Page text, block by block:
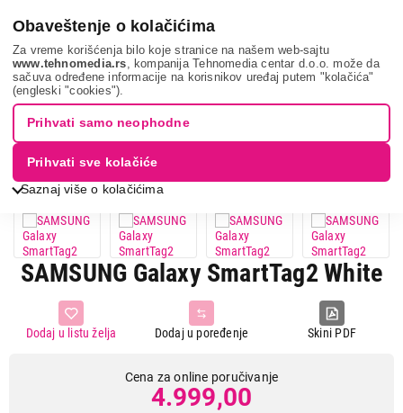
Obaveštenje o kolačićima
Za vreme korišćenja bilo koje stranice na našem web-sajtu
www.tehnomedia.rs , kompanija Tehnomedia centar d.o.o. može da
sačuva određene informacije na korisnikov uređaj putem "kolačića"
(engleski "cookies").
Saznaj više o kolačićima
Prihvati samo neophodne
Prihvati sve kolačiće
Mobilni telefoni i tableti
Oprema za mobilne telefone
Geolokatori (trekeri)
Samsung galaxy ...
SAMSUNG Galaxy SmartTag2 White
Skini PDF
Dodaj u poređenje
Dodaj u listu želja
Cena za online poručivanje
4.999,00